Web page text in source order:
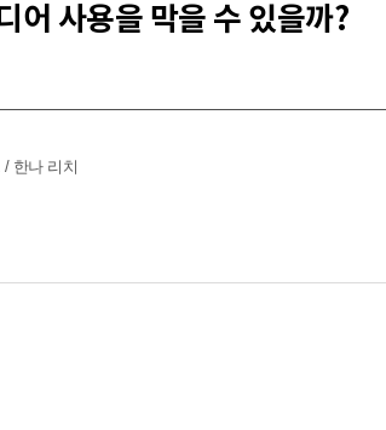
어 사용을 막을 수 있을까?
/ 한나 리치